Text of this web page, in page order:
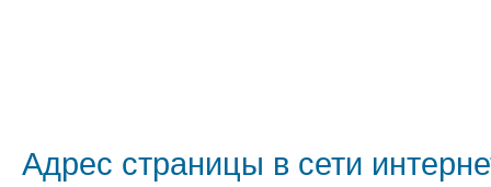
Адрес страницы в сети